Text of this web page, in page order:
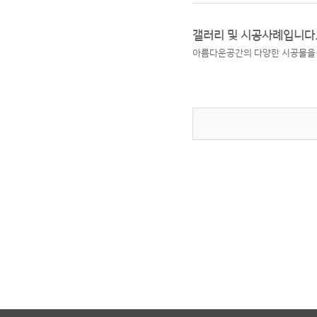
갤러리 및 시공사례입니
아름다운공간의 다양한 시공물